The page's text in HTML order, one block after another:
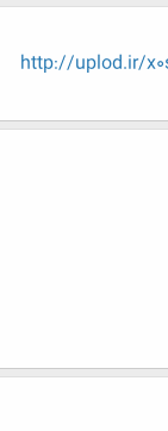
http://uplod.ir/